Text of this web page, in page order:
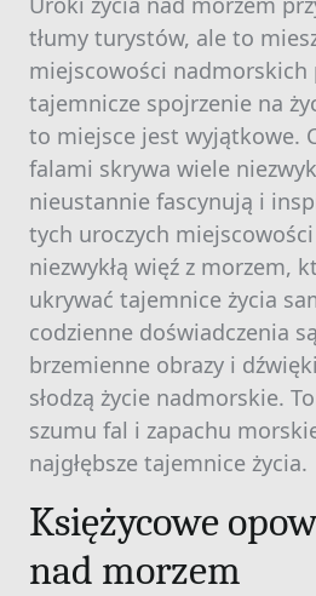
tłumy turystów, ale to
miejscowości nadmorskich
tajemnicze spojrzenie na
to miejsce jest wyjątkowe.
falami skrywa wiele
nieustannie fascynują i
tych uroczych
niezwykłą więź z morzem,
ukrywać tajemnice życia
codzienne doświadczenia
brzemienne obrazy i
słodzą życie nadmorskie.
szumu fal i zapachu
najgłębsze tajemnice życia.
Księżycowe
nad morzem